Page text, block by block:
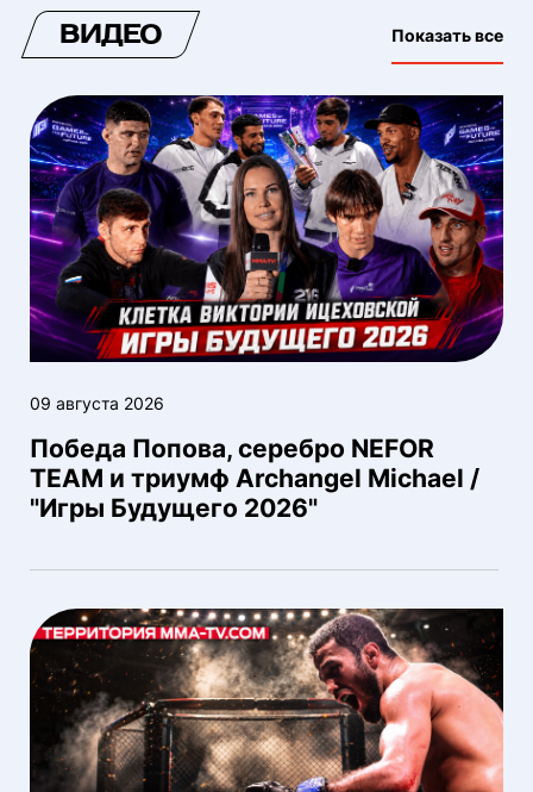
ВИДЕО Показать все
09 августа 2026
Победа Попова, серебро NEFOR
TEAM и триумф Archangel Michael /
"Игры Будущего 2026"